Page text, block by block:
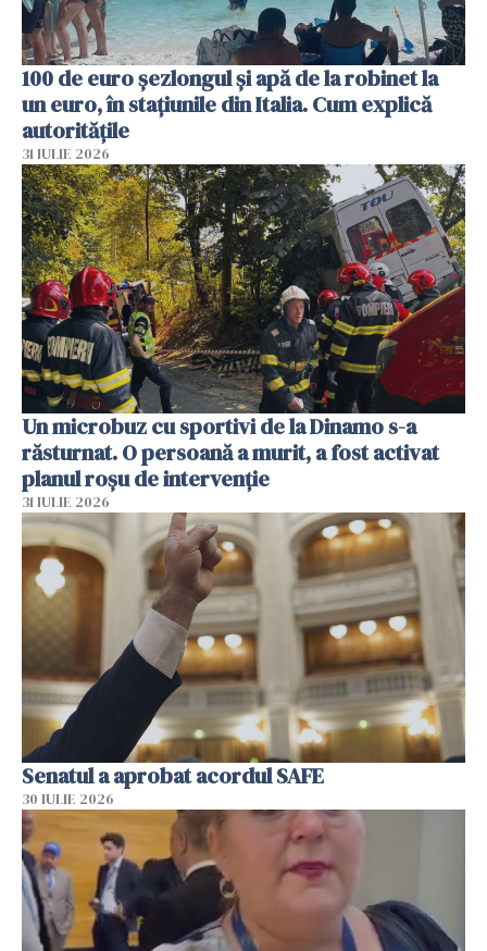
100 de euro șezlongul și apă de la robinet la
un euro, în stațiunile din Italia. Cum explică
autoritățile
31 IULIE 2026
Un microbuz cu sportivi de la Dinamo s-a
răsturnat. O persoană a murit, a fost activat
planul roșu de intervenție
31 IULIE 2026
Senatul a aprobat acordul SAFE
30 IULIE 2026